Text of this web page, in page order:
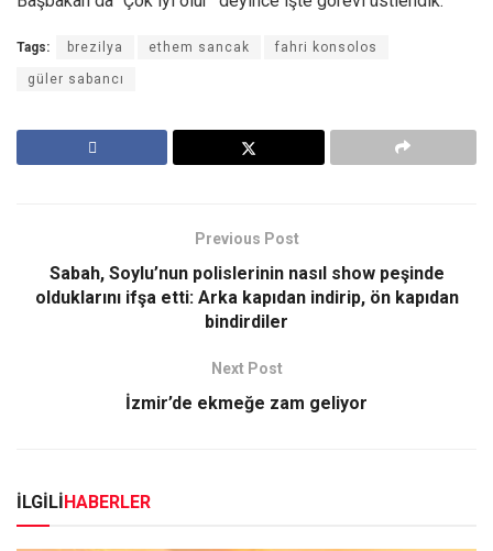
Tags: brezilya ethem sancak fahri konsolos
güler sabancı
Previous Post
Sabah, Soylu’nun polislerinin nasıl show peşinde
olduklarını ifşa etti: Arka kapıdan indirip, ön kapıdan
bindirdiler
Next Post
İzmir’de ekmeğe zam geliyor
İLGİLİHABERLER